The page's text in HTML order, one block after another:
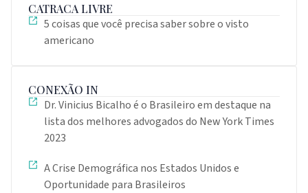
CATRACA LIVRE
5 coisas que você precisa saber sobre o visto
americano
CONEXÃO IN
Dr. Vinicius Bicalho é o Brasileiro em destaque na
lista dos melhores advogados do New York Times
2023
A Crise Demográfica nos Estados Unidos e
Oportunidade para Brasileiros